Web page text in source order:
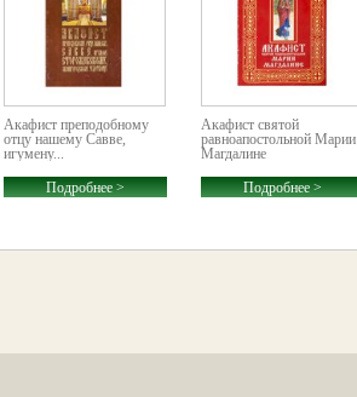
Акафист преподобному
отцу нашему Савве,
игумену...
Подробнее >
Акафист святой
равноапостольной Марии
Магдалине
Подробнее >